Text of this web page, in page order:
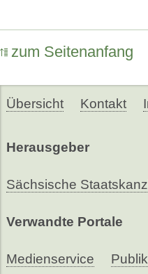
zum Seitenanfang
Übersicht Kontakt
Herausgeber
Sächsische
Verwandte Portale
Medienservice